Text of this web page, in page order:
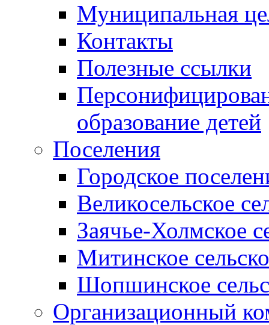
Муниципальная
Контакты
Полезные ссылки
образование детей
Поселения
Городское
Великосельское
Заячье-Холмское
Митинское
Шопшинское
Организационный